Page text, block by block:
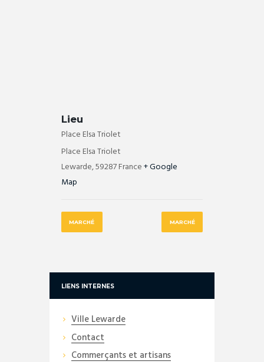
Lieu
Place Elsa Triolet
Place Elsa Triolet
Lewarde,59287France+ Google
Map
MARCHÉ MARCHÉ
LIENS INTERNES
Ville Lewarde
Contact
Commerçants et artisans